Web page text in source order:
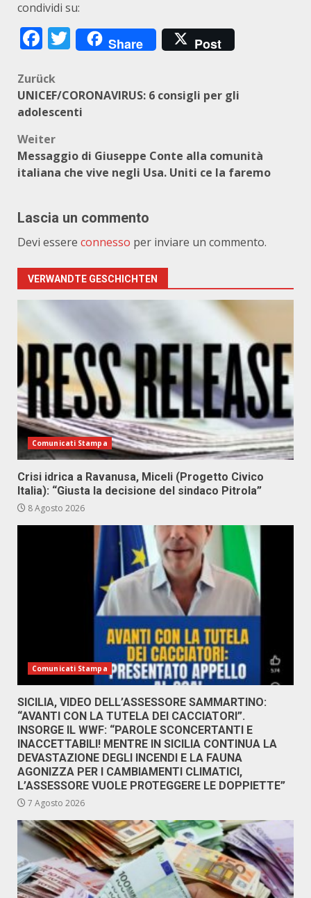
condividi su:
Facebook
Twitter
Share Post
Beitragsnavigation
Zurück
UNICEF/CORONAVIRUS: 6 consigli per gli
adolescenti
Weiter
Messaggio di Giuseppe Conte alla comunità
italiana che vive negli Usa. Uniti ce la faremo
Lascia un commento
Devi essere connesso per inviare un commento.
VERWANDTE GESCHICHTEN
Comunicati Stampa
Crisi idrica a Ravanusa, Miceli (Progetto Civico
Italia): “Giusta la decisione del sindaco Pitrola”
8 Agosto 2026
Comunicati Stampa
SICILIA, VIDEO DELL’ASSESSORE SAMMARTINO:
“AVANTI CON LA TUTELA DEI CACCIATORI”.
INSORGE IL WWF: “PAROLE SCONCERTANTI E
INACCETTABILI! MENTRE IN SICILIA CONTINUA LA
DEVASTAZIONE DEGLI INCENDI E LA FAUNA
AGONIZZA PER I CAMBIAMENTI CLIMATICI,
L’ASSESSORE VUOLE PROTEGGERE LE DOPPIETTE”
7 Agosto 2026